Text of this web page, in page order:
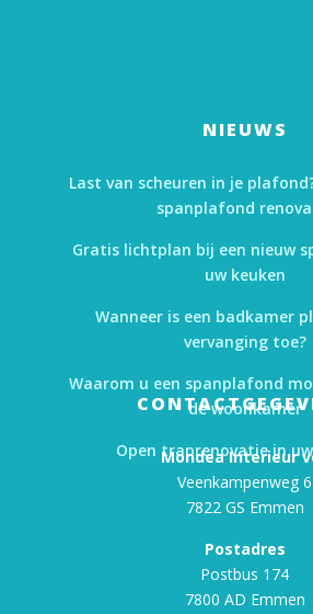
NIEUWS
Last van scheuren in je
spanplafond
Gratis lichtplan bij een nieuw
uw keuken
Wanneer is een badkamer
vervanging toe?
Waarom u een spanplafond
de woonkamer
Open traprenovatie in
Mondea Interieur
Veenkampenweg 6
7822 GS Emmen
Postadres
Postbus 174
7800 AD Emmen